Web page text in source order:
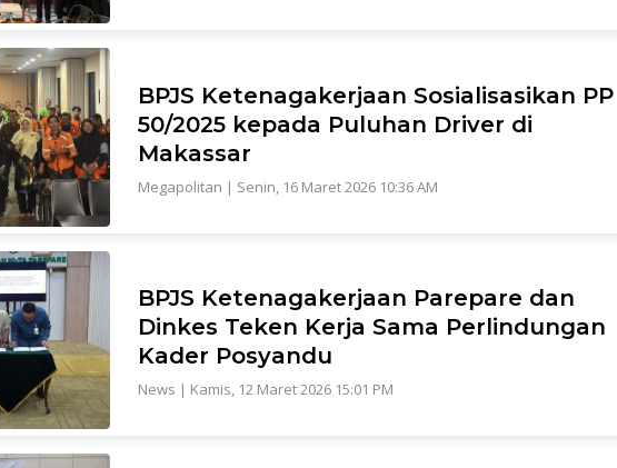
BPJS Ketenagakerjaan Sosialisasikan PP
50/2025 kepada Puluhan Driver di
Makassar
Megapolitan | Senin, 16 Maret 2026 10:36 AM
BPJS Ketenagakerjaan Parepare dan
Dinkes Teken Kerja Sama Perlindungan
Kader Posyandu
News | Kamis, 12 Maret 2026 15:01 PM